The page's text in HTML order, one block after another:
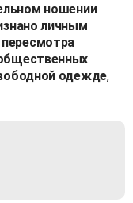
ношении
личным
одежде,